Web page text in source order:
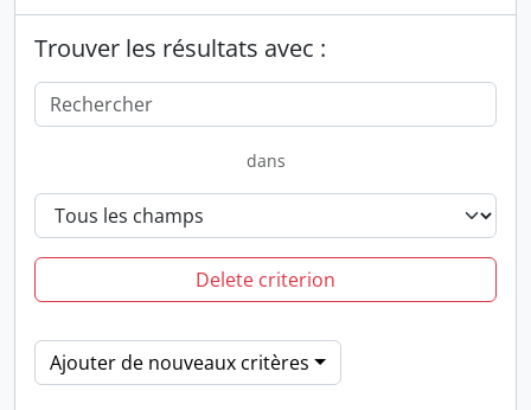
Trouver les résultats avec :
dans
Delete criterion
Ajouter de nouveaux critères